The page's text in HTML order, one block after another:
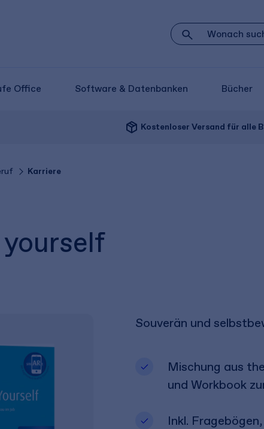
Office Software & Datenbanken Bücher
package_2 Kostenloser Versand für alle
Karriere
Souverän und
Mischung aus
und Workbook
Inkl.